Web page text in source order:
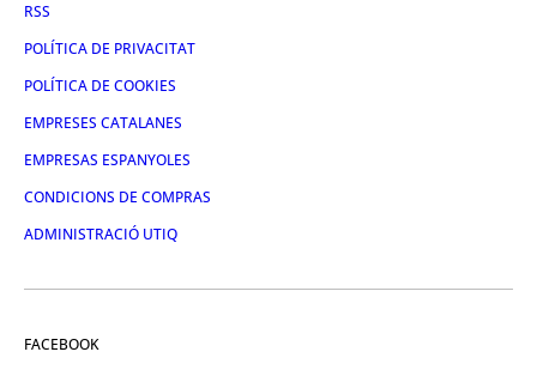
RSS
POLÍTICA DE PRIVACITAT
POLÍTICA DE COOKIES
EMPRESES CATALANES
EMPRESAS ESPANYOLES
CONDICIONS DE COMPRAS
ADMINISTRACIÓ UTIQ
FACEBOOK